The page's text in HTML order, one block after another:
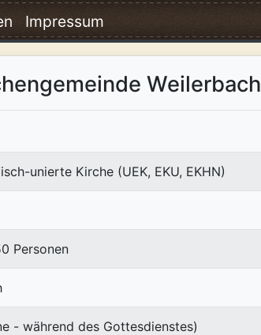
Impressum
Weilerbach
unierte Kirche (UEK, EKU, EKHN)
Personen
- während des Gottesdienstes)